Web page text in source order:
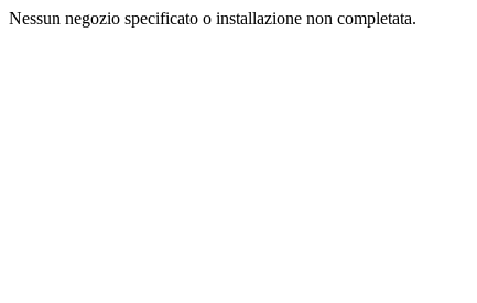
Nessun negozio specificato o installazione non completata.